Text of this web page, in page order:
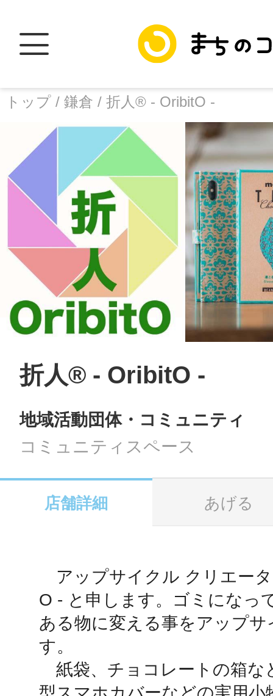
トップ / 鎌倉 / 折人®️ - OribitO -
facebook
X
LINE
SMS
メール
URLをコピー
折人®️ - OribitO -
地域活動団体・コミュニティ
コミュニティスペース
店舗詳細 あげる
アップサイクル クリエー
O - と申します。ゴミになっ
ある物に変える事をアップ
す。
紙袋、チョコレートの箱な
トップ
加盟スポットに
地域に導入を
地域ごとの
智頭
鴻巣
池袋